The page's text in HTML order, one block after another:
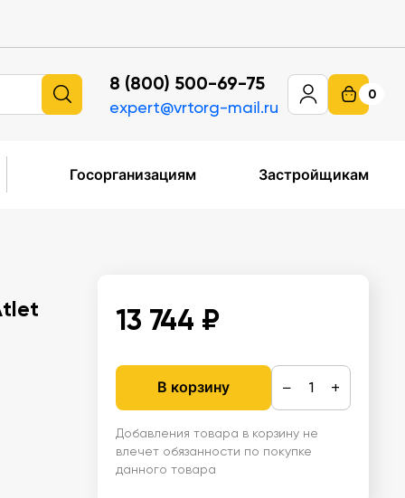
8 (800) 500-69-75
expert@vrtorg-mail.ru
0
Госорганизациям Застройщикам
13 744 ₽
В корзину − +
Добавления товара в корзину не
влечет обязанности по покупке
данного товара